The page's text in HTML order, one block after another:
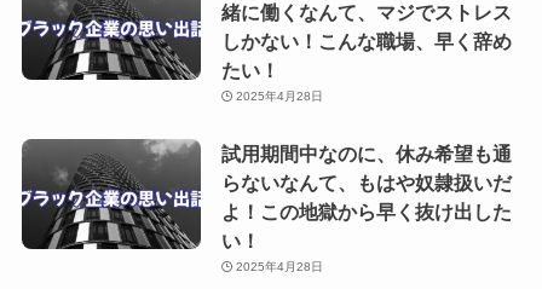
緒に働くなんて、マジでストレス
しかない！こんな職場、早く辞め
たい！
2025年4月28日
試用期間中なのに、休み希望も通
らないなんて、もはや奴隷扱いだ
よ！この地獄から早く抜け出した
い！
2025年4月28日